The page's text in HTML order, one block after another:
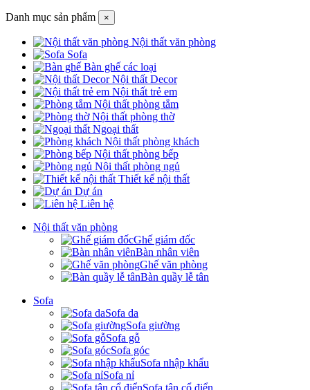
Danh mục sản phẩm ×
Nội thất văn phòng
Sofa
Bàn ghế các loại
Nội thất Decor
Nội thất trẻ em
Nội thất phòng tắm
Nội thất phòng thờ
Ngoại thất
Nội thất phòng khách
Nội thất phòng bếp
Nội thất phòng ngủ
Thiết kế nội thất
Dự án
Liên hệ
Nội thất văn phòng
Ghế giám đốc
Bàn nhân viên
Ghế văn phòng
Bàn quầy lễ tân
Sofa
Sofa da
Sofa giường
Sofa gỗ
Sofa góc
Sofa nhập khẩu
Sofa nỉ